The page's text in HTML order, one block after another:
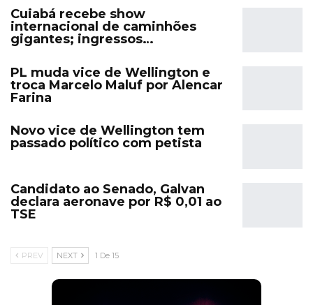
Cuiabá recebe show
internacional de caminhões
gigantes; ingressos…
PL muda vice de Wellington e
troca Marcelo Maluf por Alencar
Farina
Novo vice de Wellington tem
passado político com petista
Candidato ao Senado, Galvan
declara aeronave por R$ 0,01 ao
TSE
PREV NEXT 1 De 15